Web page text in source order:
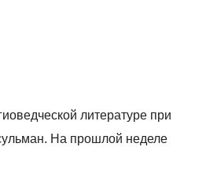
литературе при
На прошлой неделе